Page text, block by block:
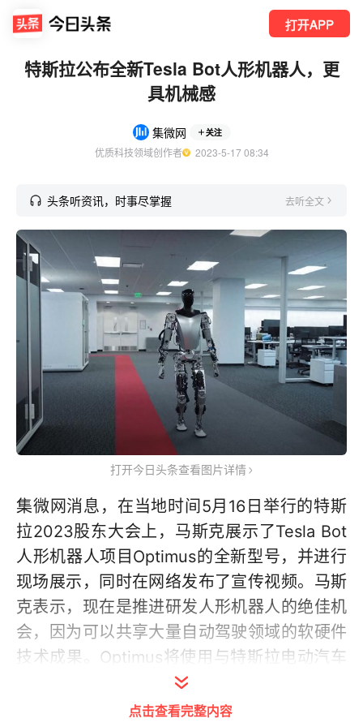
打开APP
特斯拉公布全新Tesla Bot人形机器人，更
具机械感
集微网 关注
优质科技领域创作者
  2023-5-17 08:34
头条听资讯，时事尽掌握 去听全文
打开今日头条查看图片详情
集微网消息，在当地时间5月16日举行的特斯
拉2023股东大会上，马斯克展示了Tesla Bot
人形机器人项目Optimus的全新型号，并进行
现场展示，同时在网络发布了宣传视频。马斯
克表示，现在是推进研发人形机器人的绝佳机
会，因为可以共享大量自动驾驶领域的软硬件
技术成果。Optimus将使用与特斯拉电动汽车
想通的FSD系统进行控制。
点击查看完整内容